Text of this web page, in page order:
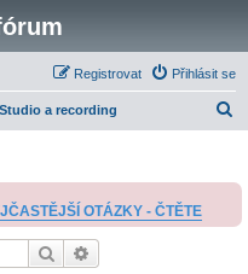
Přihlásit se
Registrovat
Studio a recording
a
OTÁZKY - ČTĚTE
Hledat